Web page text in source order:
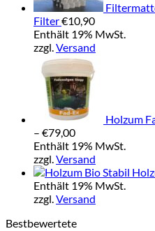
Filter€10,90
Enthält 19% MwSt.
zzgl.Versand
Holzum
– €79,00Preisspanne:
€18,50
bis
€79,00
Enthält 19% MwSt.
zzgl.Versand
Enthält 19% MwSt.
zzgl.Versand
Bestbewertete